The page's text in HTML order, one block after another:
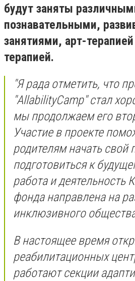
будут заняты
познавательными,
занятиями, арт-
терапией.
"Я рада отметить, что
"AllabilityCamp" стал
мы продолжаем его
Участие в проекте
родителям начать свой
подготовиться к
работа и деятельность
фонда направлена на
инклюзивного
В настоящее время
реабилитационных
работают секции